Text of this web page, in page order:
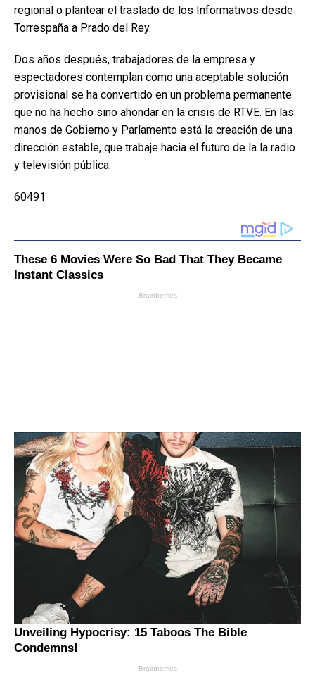
regional o plantear el traslado de los Informativos desde
Torrespaña a Prado del Rey.
Dos años después, trabajadores de la empresa y
espectadores contemplan como una aceptable solución
provisional se ha convertido en un problema permanente
que no ha hecho sino ahondar en la crisis de RTVE. En las
manos de Gobierno y Parlamento está la creación de una
dirección estable, que trabaje hacia el futuro de la la radio
y televisión pública.
60491